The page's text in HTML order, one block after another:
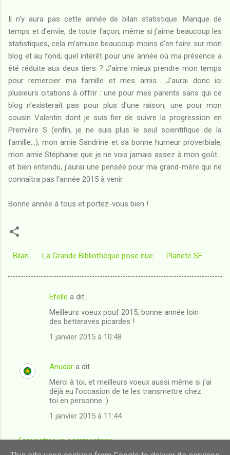
Il n'y aura pas cette année de bilan statistique. Manque de
temps et d'envie, de toute façon, même si j'aime beaucoup les
statistiques, cela m'amuse beaucoup moins d'en faire sur mon
blog et au fond, quel intérêt pour une année où ma présence a
été réduite aux deux tiers ? J'aime mieux prendre mon temps
pour remercier ma famille et mes amis... J'aurai donc ici
plusieurs citations à offrir : une pour mes parents sans qui ce
blog n'existerait pas pour plus d'une raison, une pour mon
cousin Valentin dont je suis fier de suivre la progression en
Première S (enfin, je ne suis plus le seul scientifique de la
famille...), mon amie Sandrine et sa bonne humeur proverbiale,
mon amie Stéphanie que je ne vois jamais assez à mon goût...
et bien entendu, j'aurai une pensée pour ma grand-mère qui ne
connaîtra pas l'année 2015 à venir.
Bonne année à tous et portez-vous bien !
Bilan La Grande Bibliothèque pose nue Planete SF
n
Efelle a dit…
Meilleurs voeux pouf 2015, bonne année loin
des betteraves picardes !
1 janvier 2015 à 10:48
Anudar a dit…
Merci à toi, et meilleurs voeux aussi même si j'ai
déjà eu l'occasion de te les transmettre chez
toi en personne :)
1 janvier 2015 à 11:44
Enregistrer un commentaire